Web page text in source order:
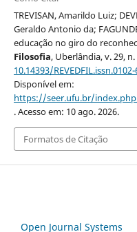
TREVISAN, Amarildo Luiz;
Geraldo Antonio da;
educação no giro do
Filosofia, Uberlândia, v. 29, n.
10.14393/
Disponível em:
https://seer.ufu.br/
. Acesso em: 10 ago. 2026.
Formatos de Citação
Open Journal Systems